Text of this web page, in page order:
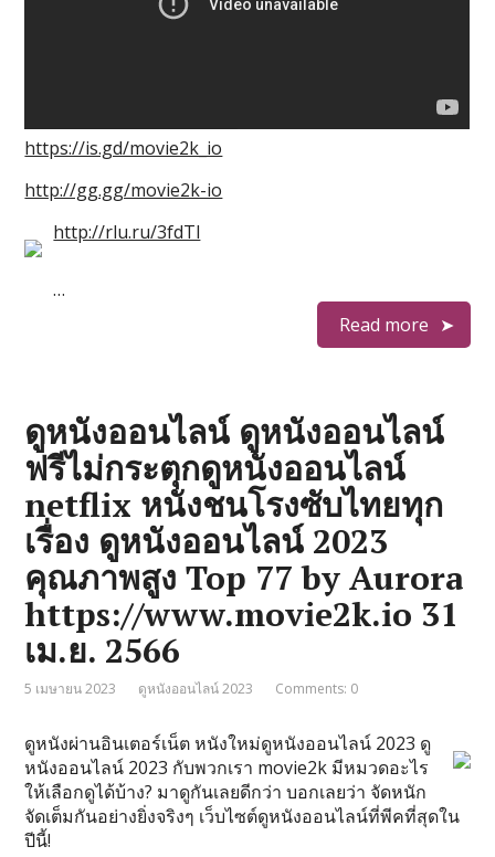
https://is.gd/movie2k_io
http://gg.gg/movie2k-io
http://rlu.ru/3fdTl
…
Read more
ดูหนังออนไลน์ ดูหนังออนไลน์
ฟรีไม่กระตุกดูหนังออนไลน์
netflix หนังชนโรงซับไทยทุก
เรื่อง ดูหนังออนไลน์ 2023
คุณภาพสูง Top 77 by Aurora
https://www.movie2k.io 31
เม.ย. 2566
5 เมษายน 2023 ดูหนังออนไลน์ 2023 Comments: 0
ดูหนังผ่านอินเตอร์เน็ต หนังใหม่ดูหนังออนไลน์ 2023 ดู
หนังออนไลน์ 2023 กับพวกเรา movie2k มีหมวดอะไร
ให้เลือกดูได้บ้าง? มาดูกันเลยดีกว่า บอกเลยว่า จัดหนัก
จัดเต็มกันอย่างยิ่งจริงๆ เว็บไซต์ดูหนังออนไลน์ที่พีคที่สุดใน
ปีนี้!